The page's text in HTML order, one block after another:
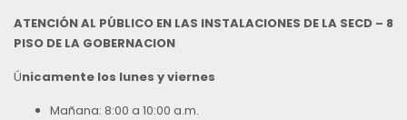
ATENCIÓN AL PÚBLICO EN LAS INSTALACIONES DE LA SECD – 8
PISO DE LA GOBERNACION
Únicamente los lunes y viernes
Mañana: 8:00 a 10:00 a.m.